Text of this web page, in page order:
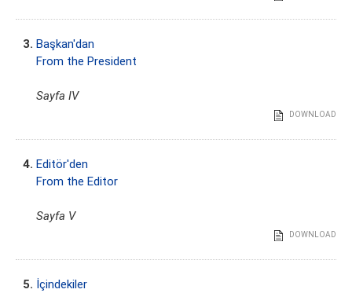
3. Başkan'dan
From the President
Sayfa IV
DOWNLOAD
4. Editör'den
From the Editor
Sayfa V
DOWNLOAD
5. İçindekiler